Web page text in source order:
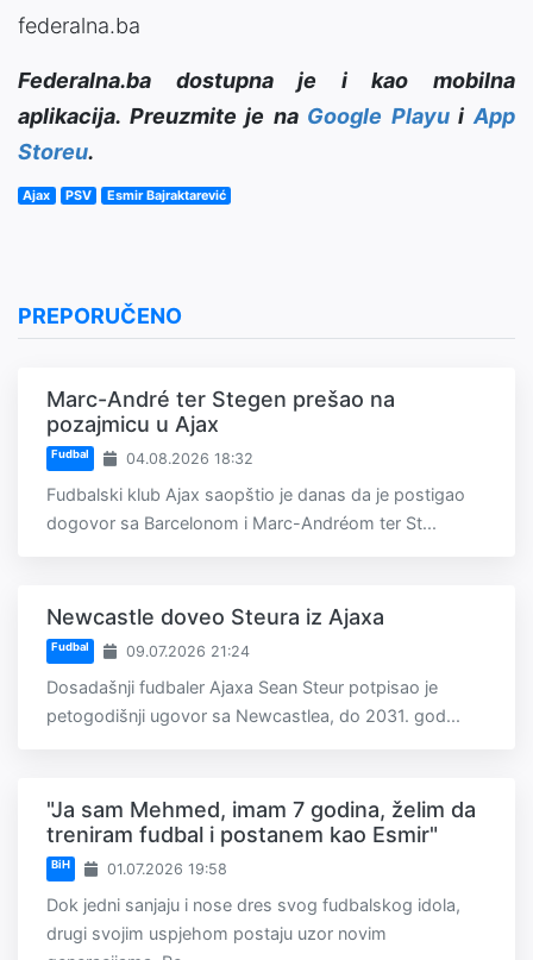
federalna.ba
Federalna.ba dostupna je i kao mobilna
aplikacija. Preuzmite je na Google PlayuiApp
Storeu.
Ajax PSV Esmir Bajraktarević
PREPORUČENO
Marc-André ter Stegen prešao na
pozajmicu u Ajax
Fudbal 04.08.2026 18:32
Fudbalski klub Ajax saopštio je danas da je postigao
dogovor sa Barcelonom i Marc-Andréom ter St...
Newcastle doveo Steura iz Ajaxa
Fudbal 09.07.2026 21:24
Dosadašnji fudbaler Ajaxa Sean Steur potpisao je
petogodišnji ugovor sa Newcastlea, do 2031. god...
"Ja sam Mehmed, imam 7 godina, želim da
treniram fudbal i postanem kao Esmir"
BiH 01.07.2026 19:58
Dok jedni sanjaju i nose dres svog fudbalskog idola,
drugi svojim uspjehom postaju uzor novim